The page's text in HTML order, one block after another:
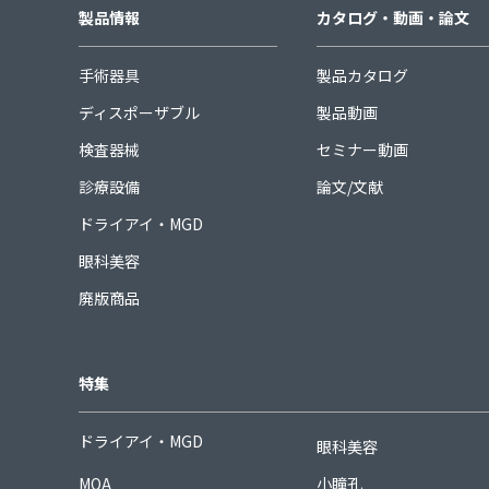
製品情報
手術器具
ディスポーザブル
検査器械
診療設備
ドライアイ・MGD
眼科美容
廃版商品
カタログ・動画・論文
製品カタログ
製品動画
セミナー動画
論文/文献
特集
ドライアイ・MGD
眼科美容
MQA
小瞳孔